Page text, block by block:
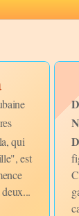
qui
est